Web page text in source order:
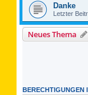
Danke
Letzter
Neues Thema
BERECHTIGUNGEN